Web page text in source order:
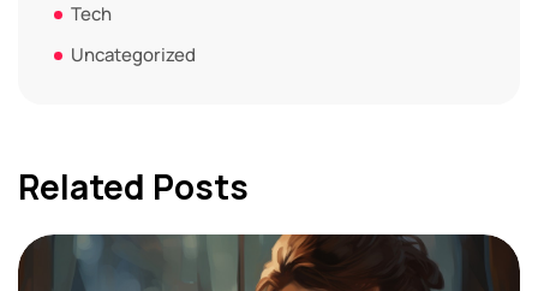
Tech
Uncategorized
Related Posts